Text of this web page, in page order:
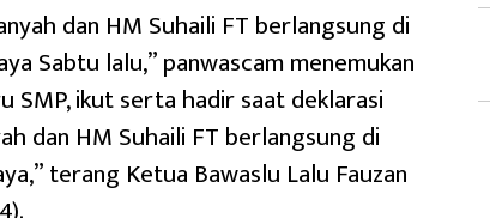
dan HM Suhaili FT berlangsung di
Sabtu lalu,” panwascam menemukan
SMP, ikut serta hadir saat deklarasi
dan HM Suhaili FT berlangsung di
terang Ketua Bawaslu Lalu Fauzan